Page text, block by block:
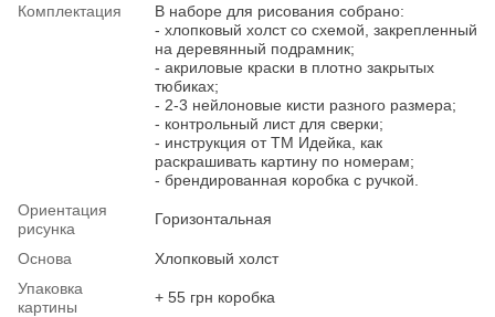
Комплектация
В наборе для рисования собрано:
- хлопковый холст со схемой, закрепленный
на деревянный подрамник;
- акриловые краски в плотно закрытых
тюбиках;
- 2-3 нейлоновые кисти разного размера;
- контрольный лист для сверки;
- инструкция от ТМ Идейка, как
раскрашивать картину по номерам;
- брендированная коробка с ручкой.
Ориентация
рисунка
Горизонтальная
Основа
Хлопковый холст
Упаковка
картины
+ 55 грн коробка